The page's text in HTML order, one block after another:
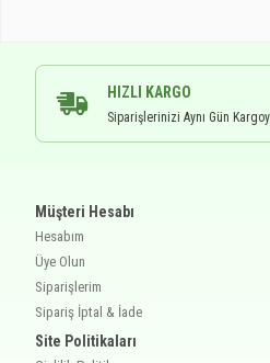
HIZLI KARGO
Siparişlerinizi Aynı Gün
Müşteri Hesabı
Hesabım
Üye Olun
Siparişlerim
Sipariş İptal & İade
Site Politikaları